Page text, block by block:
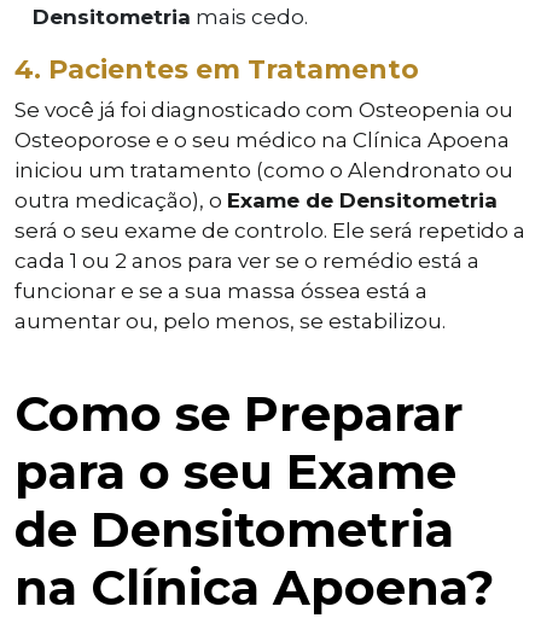
Densitometria mais cedo.
4. Pacientes em Tratamento
Se você já foi diagnosticado com Osteopenia ou
Osteoporose e o seu médico na Clínica Apoena
iniciou um tratamento (como o Alendronato ou
outra medicação), o Exame de Densitometria
será o seu exame de controlo. Ele será repetido a
cada 1 ou 2 anos para ver se o remédio está a
funcionar e se a sua massa óssea está a
aumentar ou, pelo menos, se estabilizou.
Como se Preparar
para o seu Exame
de Densitometria
na Clínica Apoena?